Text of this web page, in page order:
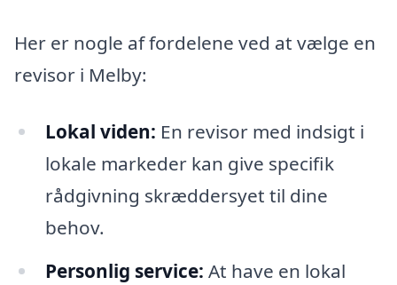
Her er nogle af fordelene ved at vælge en
revisor i Melby:
Lokal viden: En revisor med indsigt i
lokale markeder kan give specifik
rådgivning skræddersyet til dine
behov.
Personlig service: At have en lokal